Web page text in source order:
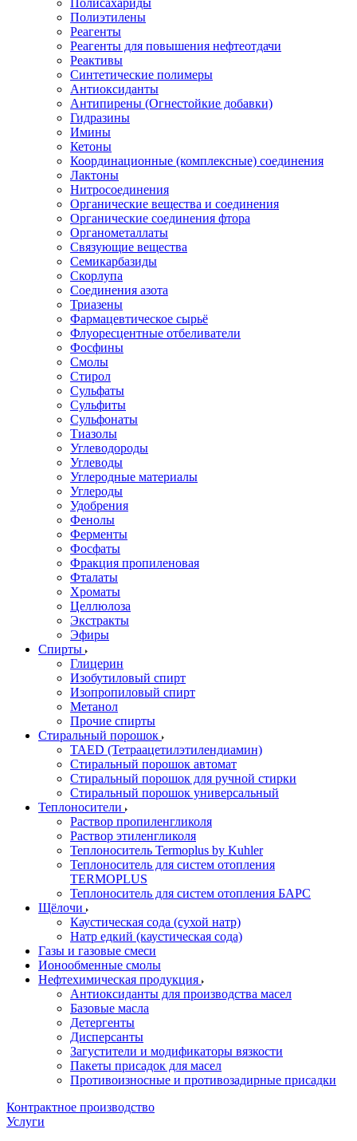
Полисахариды
Полиэтилены
Реагенты
Реагенты для повышения нефтеотдачи
Реактивы
Синтетические полимеры
Антиоксиданты
Антипирены (Огнестойкие добавки)
Гидразины
Имины
Кетоны
Координационные (комплексные) соединения
Лактоны
Нитросоединения
Органические вещества и соединения
Органические соединения фтора
Органометаллаты
Связующие вещества
Семикарбазиды
Скорлупа
Соединения азота
Триазены
Фармацевтическое сырьё
Флуоресцентные отбеливатели
Фосфины
Смолы
Стирол
Сульфаты
Сульфиты
Сульфонаты
Тиазолы
Углеводороды
Углеводы
Углеродные материалы
Углероды
Удобрения
Фенолы
Ферменты
Фосфаты
Фракция пропиленовая
Фталаты
Хроматы
Целлюлоза
Экстракты
Эфиры
Спирты
Глицерин
Изобутиловый спирт
Изопропиловый спирт
Метанол
Прочие спирты
Стиральный порошок
TAED (Тетраацетилэтилендиамин)
Стиральный порошок автомат
Стиральный порошок для ручной стирки
Стиральный порошок универсальный
Теплоносители
Раствор пропиленгликоля
Раствор этиленгликоля
Теплоноситель Termoplus by Kuhler
Теплоноситель для систем отопления
TERMOPLUS
Теплоноситель для систем отопления БАРС
Щёлочи
Каустическая сода (сухой натр)
Натр едкий (каустическая сода)
Газы и газовые смеси
Ионообменные смолы
Нефтехимическая продукция
Антиоксиданты для производства масел
Базовые масла
Детергенты
Дисперсанты
Загустители и модификаторы вязкости
Пакеты присадок для масел
Противоизносные и противозадирные присадки
Контрактное производство
Услуги